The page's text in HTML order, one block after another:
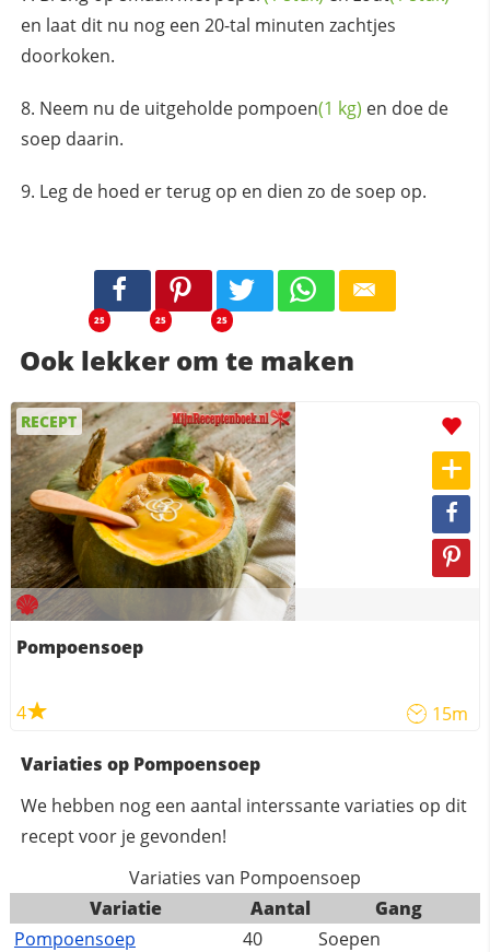
en laat dit nu nog een 20-tal minuten zachtjes
doorkoken.
Neem nu de uitgeholde pompoen(1 kg) en doe de
soep daarin.
Leg de hoed er terug op en dien zo de soep op.
25 25 25
Ook lekker om te maken
RECEPT
Pompoensoep
4 15m
Variaties op Pompoensoep
We hebben nog een aantal interssante variaties op dit
recept voor je gevonden!
Variaties van Pompoensoep
Variatie
Aantal
Gang
Pompoensoep
40
Soepen